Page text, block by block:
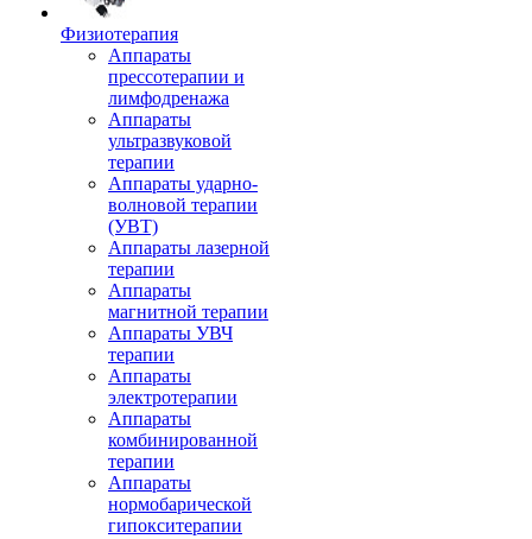
Физиотерапия
Аппараты
прессотерапии и
лимфодренажа
Аппараты
ультразвуковой
терапии
Аппараты ударно-
волновой терапии
(УВТ)
Аппараты лазерной
терапии
Аппараты
магнитной терапии
Аппараты УВЧ
терапии
Аппараты
электротерапии
Аппараты
комбинированной
терапии
Аппараты
нормобарической
гипокситерапии